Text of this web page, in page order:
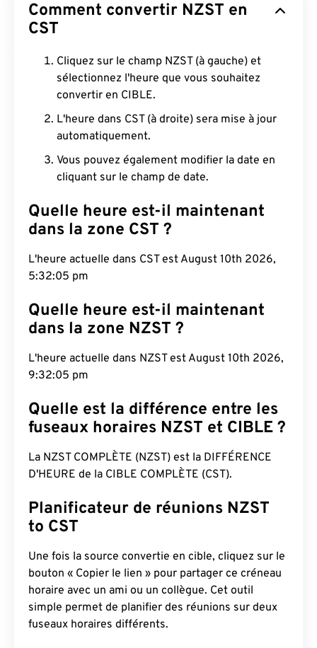
Comment convertir NZST en
CST
Cliquez sur le champ NZST (à gauche) et
sélectionnez l'heure que vous souhaitez
convertir en CIBLE.
L'heure dans CST (à droite) sera mise à jour
automatiquement.
Vous pouvez également modifier la date en
cliquant sur le champ de date.
Quelle heure est-il maintenant
dans la zone CST ?
L'heure actuelle dans CST est August 10th 2026,
5:32:06 pm
Quelle heure est-il maintenant
dans la zone NZST ?
L'heure actuelle dans NZST est August 10th 2026,
9:32:06 pm
Quelle est la différence entre les
fuseaux horaires NZST et CIBLE ?
La NZST COMPLÈTE (NZST) est la DIFFÉRENCE
D'HEURE de la CIBLE COMPLÈTE (CST).
Planificateur de réunions NZST
to CST
Une fois la source convertie en cible, cliquez sur le
bouton « Copier le lien » pour partager ce créneau
horaire avec un ami ou un collègue. Cet outil
simple permet de planifier des réunions sur deux
fuseaux horaires différents.